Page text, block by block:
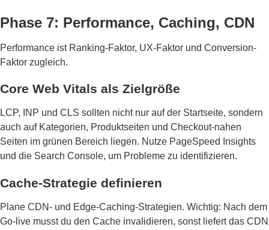
Phase 7: Performance, Caching, CDN
Performance ist Ranking-Faktor, UX-Faktor und Conversion-
Faktor zugleich.
Core Web Vitals als Zielgröße
LCP, INP und CLS sollten nicht nur auf der Startseite, sondern
auch auf Kategorien, Produktseiten und Checkout-nahen
Seiten im grünen Bereich liegen. Nutze PageSpeed Insights
und die Search Console, um Probleme zu identifizieren.
Cache-Strategie definieren
Plane CDN- und Edge-Caching-Strategien. Wichtig: Nach dem
Go-live musst du den Cache invalidieren, sonst liefert das CDN